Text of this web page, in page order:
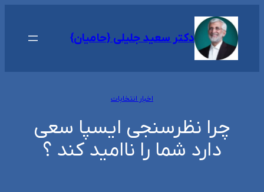
محتوا
دکتر سعید جلیلی {حامیان}
اخبار انتخابات
چرا نظرسنجی ایسپا سعی
دارد شما را ناامید کند ؟